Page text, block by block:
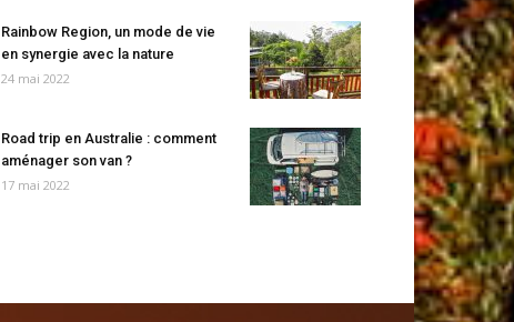
Rainbow Region, un mode de vie
en synergie avec la nature
24 mai 2022
Road trip en Australie : comment
aménager son van ?
17 mai 2022